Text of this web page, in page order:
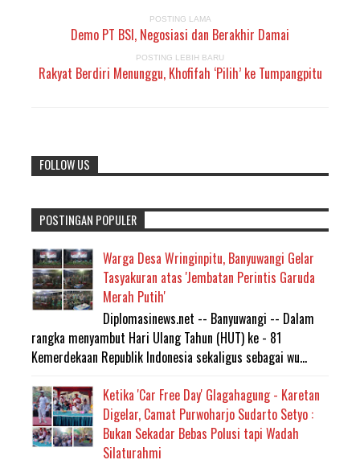
POSTING LAMA
Demo PT BSI, Negosiasi dan Berakhir Damai
POSTING LEBIH BARU
Rakyat Berdiri Menunggu, Khofifah ‘Pilih’ ke Tumpangpitu
FOLLOW US
POSTINGAN POPULER
Warga Desa Wringinpitu, Banyuwangi Gelar
Tasyakuran atas 'Jembatan Perintis Garuda
Merah Putih'
Diplomasinews.net -- Banyuwangi -- Dalam
rangka menyambut Hari Ulang Tahun (HUT) ke - 81
Kemerdekaan Republik Indonesia sekaligus sebagai wu...
Ketika 'Car Free Day' Glagahagung - Karetan
Digelar, Camat Purwoharjo Sudarto Setyo :
Bukan Sekadar Bebas Polusi tapi Wadah
Silaturahmi